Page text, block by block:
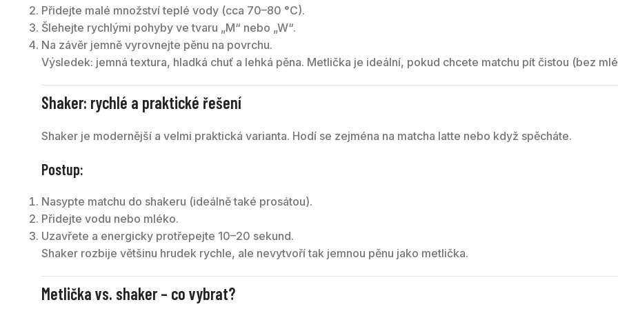
Přidejte malé množství teplé vody (cca 70–80 °C).
Šlehejte rychlými pohyby ve tvaru „M“ nebo „W“.
Na závěr jemně vyrovnejte pěnu na povrchu.
Výsledek: jemná textura, hladká chuť a lehká pěna. Metlička je ideální, pokud chcete matchu pít čistou (bez
Shaker: rychlé a praktické řešení
Shaker je modernější a velmi praktická varianta. Hodí se zejména na matcha latte nebo když spěcháte.
Postup:
Nasypte matchu do shakeru (ideálně také prosátou).
Přidejte vodu nebo mléko.
Uzavřete a energicky protřepejte 10–20 sekund.
Shaker rozbije většinu hrudek rychle, ale nevytvoří tak jemnou pěnu jako metlička.
Metlička vs. shaker – co vybrat?